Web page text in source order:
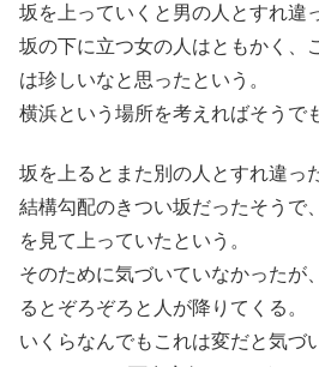
坂を上っていくと男の人とすれ違
坂の下に立つ女の人はともかく、
は珍しいなと思ったという。
横浜という場所を考えればそうで
坂を上るとまた別の人とすれ違っ
結構勾配のきつい坂だったそうで
を見て上っていたという。
そのために気づいていなかったが
るとぞろぞろと人が降りてくる。
いくらなんでもこれは変だと気づ